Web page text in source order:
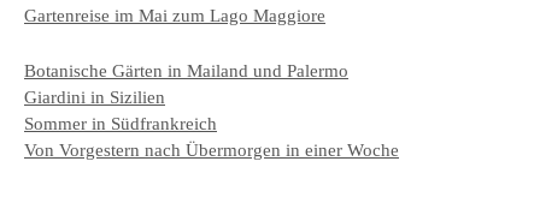
Gartenreise im Mai zum Lago Maggiore
Botanische Gärten in Mailand und Palermo
Giardini in Sizilien
Sommer in Südfrankreich
Von Vorgestern nach Übermorgen in einer Woche